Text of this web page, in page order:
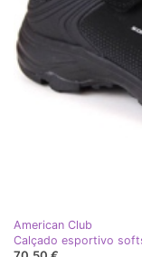
American Club